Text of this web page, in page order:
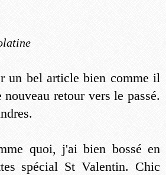
un bel article bien comme il
retour vers le passé.
quoi, j'ai bien bossé en
spécial St Valentin. Chic